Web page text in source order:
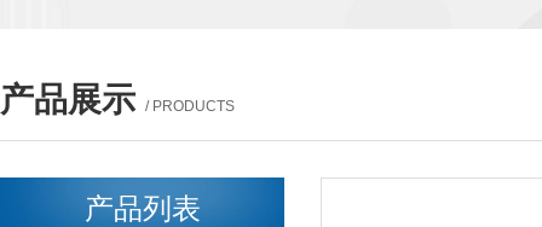
产品展示 / PRODUCTS
产品列表